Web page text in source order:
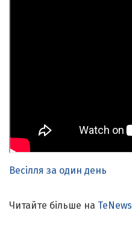
Весілля за один день
Читайте більше на TeNews